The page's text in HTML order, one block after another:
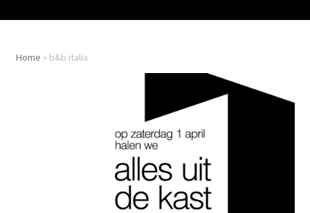
Home » b&b italia